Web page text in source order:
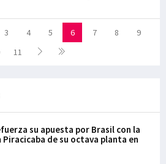
3 4 5 6 7 8
9
11
su apuesta por Brasil con la
de su octava planta en